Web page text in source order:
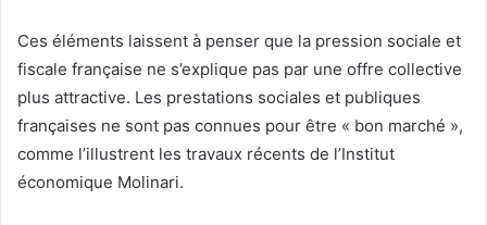
Ces éléments laissent à penser que la pression sociale et
fiscale française ne s’explique pas par une offre collective
plus attractive. Les prestations sociales et publiques
françaises ne sont pas connues pour être « bon marché »,
comme l’illustrent les travaux récents de l’Institut
économique Molinari.